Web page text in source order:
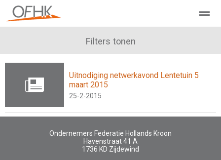
Ondernemers Federatie Hollands Kroon
Home Zoeken Nieuws Agenda
Filters tonen
Uitnodiging netwerkavond Lentetuin 5
maart 2015
25-2-2015
Ondernemers Federatie Hollands Kroon
Havenstraat 41 A
1736 KD Zijdewind